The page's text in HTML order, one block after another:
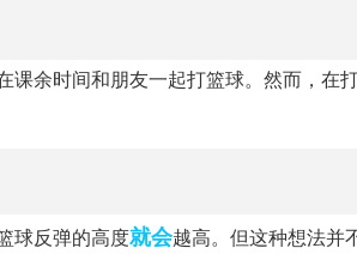
课余时间和朋友一起打篮球。然而，在
球反弹的高度就会越高。但这种想法并